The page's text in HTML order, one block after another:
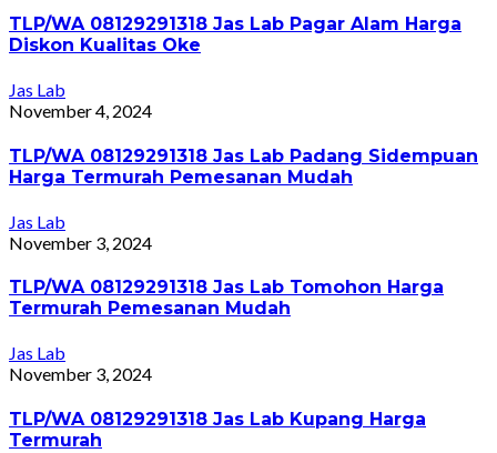
TLP/WA 08129291318 Jas Lab Pagar Alam Harga
Diskon Kualitas Oke
Jas Lab
November 4, 2024
TLP/WA 08129291318 Jas Lab Padang Sidempuan
Harga Termurah Pemesanan Mudah
Jas Lab
November 3, 2024
TLP/WA 08129291318 Jas Lab Tomohon Harga
Termurah Pemesanan Mudah
Jas Lab
November 3, 2024
TLP/WA 08129291318 Jas Lab Kupang Harga
Termurah